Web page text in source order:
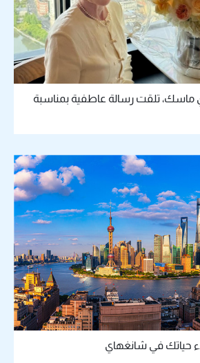
ماسك، تلقت رسالة عاطفية بمناسبة
حياتك في شانغهاي